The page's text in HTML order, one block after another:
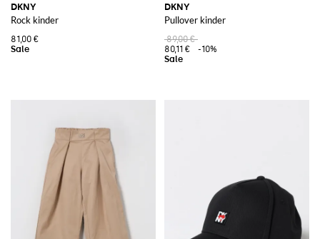
DKNY
Rock kinder
81,00 €
DKNY
Pullover kinder
89,00 €
80,11 €
-10%